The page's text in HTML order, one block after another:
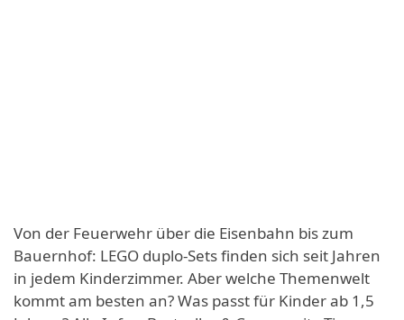
Von der Feuerwehr über die Eisenbahn bis zum
Bauernhof: LEGO duplo-Sets finden sich seit Jahren
in jedem Kinderzimmer. Aber welche Themenwelt
kommt am besten an? Was passt für Kinder ab 1,5